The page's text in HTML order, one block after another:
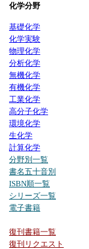
化学分野
基礎化学
化学実験
物理化学
分析化学
無機化学
有機化学
工業化学
高分子化学
環境化学
生化学
計算化学
分野別一覧
書名五十音別
ISBN順一覧
シリーズ一覧
電子書籍
復刊書籍一覧
復刊リクエスト